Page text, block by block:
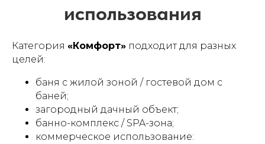
Категория «Комфорт» подходит для разных
целей:
баня с жилой зоной / гостевой дом с
баней;
загородный дачный объект;
банно-комплекс / SPA-зона;
коммерческое использование: